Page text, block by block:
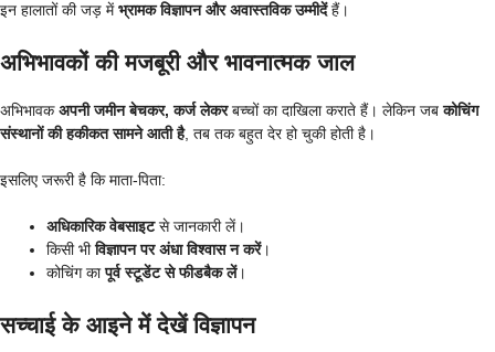
इन हालातों की जड़ मेंभ्रामक विज्ञापन और अवास्तविक उम्मीदेंहैं।
अभिभावकों की मजबूरी और भावनात्मक जाल
अभिभावकअपनी जमीन बेचकर, कर्ज लेकरबच्चों का दाखिला कराते हैं। लेकिन जबकोचिंग
संस्थानों की हकीकत सामने आती है, तब तक बहुत देर हो चुकी होती है।
इसलिए जरूरी है कि माता-पिता:
अधिकारिक वेबसाइटसे जानकारी लें।
किसी भीविज्ञापन पर अंधा विश्वास न करें।
कोचिंग कापूर्व स्टूडेंट से फीडबैक लें।
सच्चाई के आइने में देखें विज्ञापन